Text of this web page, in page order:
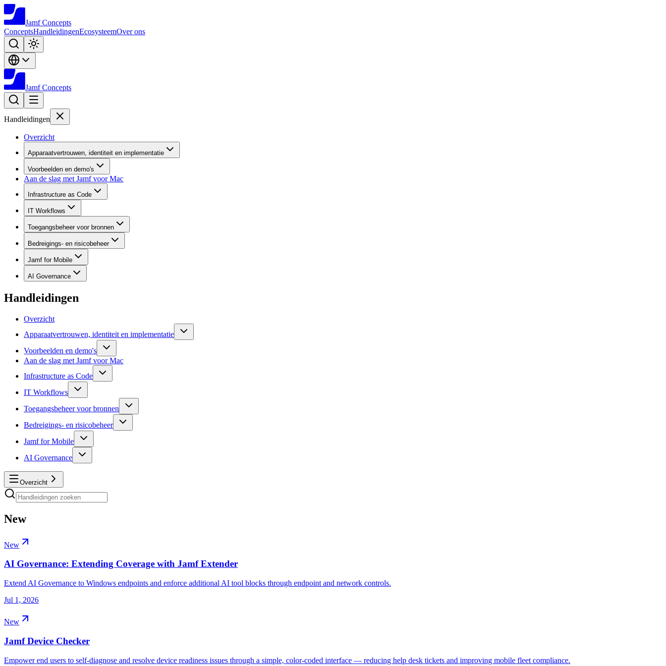
Jamf Concepts
ConceptsHandleidingenEcosysteemOver ons
Jamf Concepts
Handleidingen
Overzicht
Apparaatvertrouwen, identiteit en implementatie
Voorbeelden en demo's
Aan de slag met Jamf voor Mac
Infrastructure as Code
IT Workflows
Toegangsbeheer voor bronnen
Bedreigings- en risicobeheer
Jamf for Mobile
AI Governance
Handleidingen
Overzicht
Apparaatvertrouwen, identiteit en implementatie
Voorbeelden en demo's
Aan de slag met Jamf voor Mac
Infrastructure as Code
IT Workflows
Toegangsbeheer voor bronnen
Bedreigings- en risicobeheer
Jamf for Mobile
AI Governance
Overzicht
New
New
AI Governance: Extending Coverage with Jamf Extender
Extend AI Governance to Windows endpoints and enforce additional AI tool blocks through endpoint and network controls.
Jul 1, 2026
New
Jamf Device Checker
Empower end users to self-diagnose and resolve device readiness issues through a simple, color-coded interface — reducing help desk tickets and improving mobile fleet compliance.